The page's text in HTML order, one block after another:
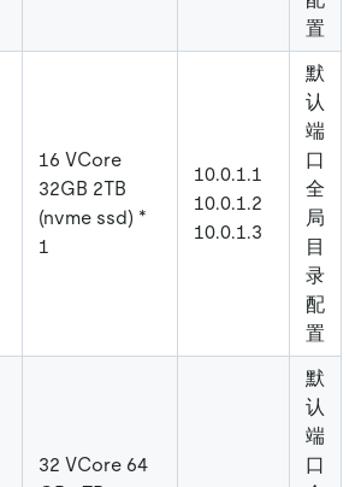
置
16 VCore
32GB 2TB
(nvme ssd) *
1
10.0.1.1
10.0.1.2
10.0.1.3
默
认
端
口
全
局
目
录
配
置
32 VCore 64
默
认
端
口